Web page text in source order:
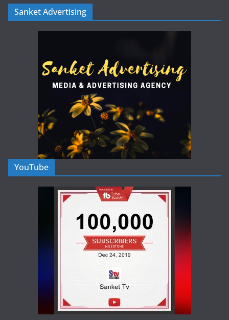
Sanket Advertising
YouTube